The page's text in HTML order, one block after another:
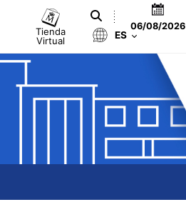
Tienda
Virtual
06/08/2026
ES